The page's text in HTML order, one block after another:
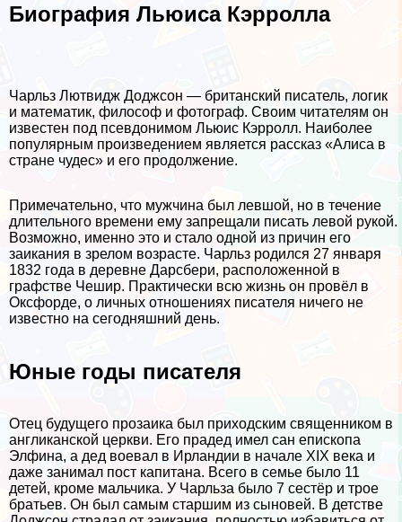
Биография Льюиса Кэрролла
Чарльз Лютвидж Доджсон — британский писатель, логик
и математик, философ и фотограф. Своим читателям он
известен под псевдонимом Льюис Кэрролл. Наиболее
популярным произведением является рассказ «Алиса в
стране чудес» и его продолжение.
Примечательно, что мужчина был левшой, но в течение
длительного времени ему запрещали писать левой рукой.
Возможно, именно это и стало одной из причин его
заикания в зрелом возрасте. Чарльз родился 27 января
1832 года в деревне Дарсбери, расположенной в
графстве Чешир. Пpaктически всю жизнь он провёл в
Оксфорде, о личных отношениях писателя ничего не
известно на сегодняшний день.
Юные годы писателя
Отец будущего прозаика был приходским священником в
англиканской церкви. Его прадед имел сан епископа
Элфина, а дед воевал в Ирландии в начале XIX века и
даже занимал пост капитана. Всего в семье было 11
детей, кроме мальчика. У Чарльза было 7 сестёр и трое
братьев. Он был самым старшим из сыновей. В детстве